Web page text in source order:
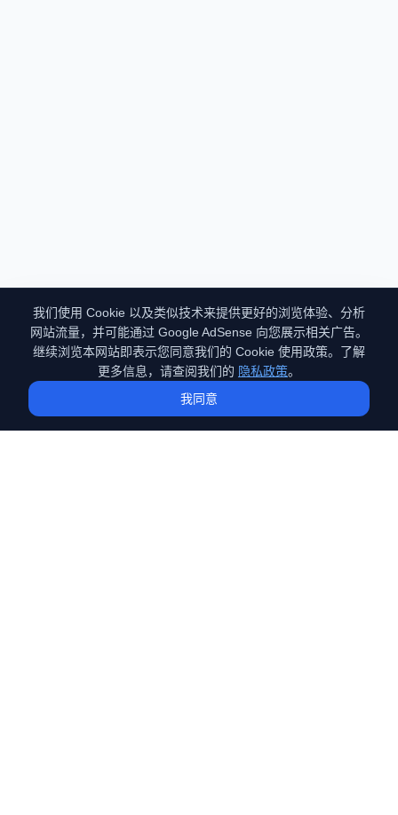
我们使用 Cookie 以及类似技术来提供更好的浏览体验、分析
网站流量，并可能通过 Google AdSense 向您展示相关广告。
继续浏览本网站即表示您同意我们的 Cookie 使用政策。了解
更多信息，请查阅我们的 隐私政策。
我同意